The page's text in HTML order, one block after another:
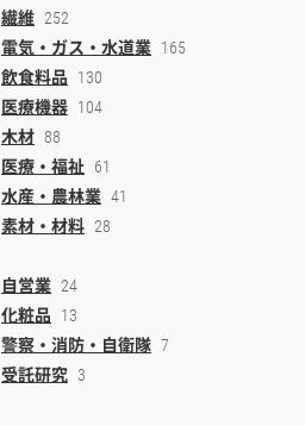
繊維 252
電気・ガス・水道業 165
飲食料品 130
医療機器 104
木材 88
医療・福祉 61
水産・農林業 41
素材・材料 28
自営業 24
化粧品 13
警察・消防・自衛隊 7
受託研究 3